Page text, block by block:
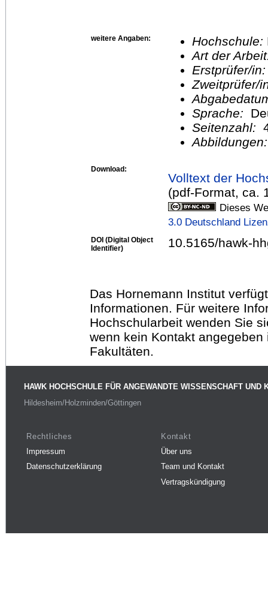
weitere Angaben: Hochschule:
Art der
Erstprüfer/
Sprache:
Seitenzahl:
Download:
Volltext der
(pdf-Format, ca.
Dieses
3.0 Deutschland
DOI (Digital Object
Identifier)
10.5165/hawk-
Das Hornemann Institut
Informationen. Für weitere
Hochschularbeit wenden Sie
wenn kein Kontakt
Fakultäten.
HAWK HOCHSCHULE FÜR ANGEWANDTE WISSENSCHAFT UND
Hildesheim/Holzminden/Göttingen
Rechtliches
Impressum
Datenschutzerklärung
Kontakt
Über uns
Team und Kontakt
Vertragskündigung